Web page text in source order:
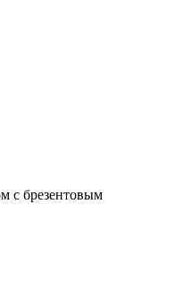
с брезентовым